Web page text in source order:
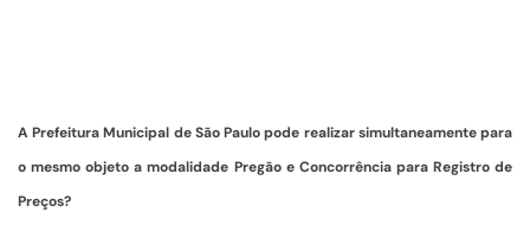
A Prefeitura Municipal de São Paulo pode realizar simultaneamente para
o mesmo objeto a modalidade Pregão e Concorrência para Registro de
Preços?